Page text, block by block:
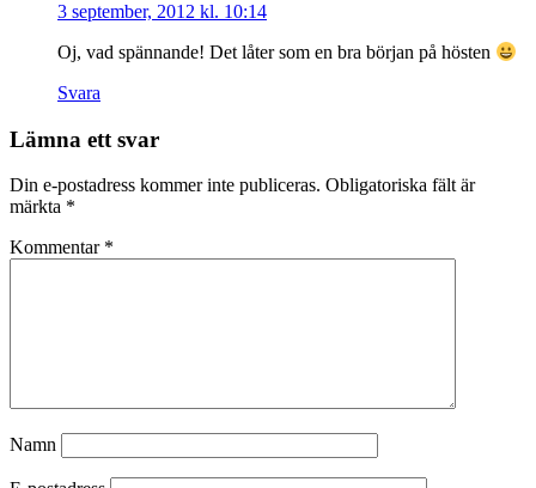
3 september, 2012 kl. 10:14
Oj, vad spännande! Det låter som en bra början på hösten
Svara
Lämna ett svar
Din e-postadress kommer inte publiceras. Obligatoriska fält är
märkta *
Kommentar *
Namn